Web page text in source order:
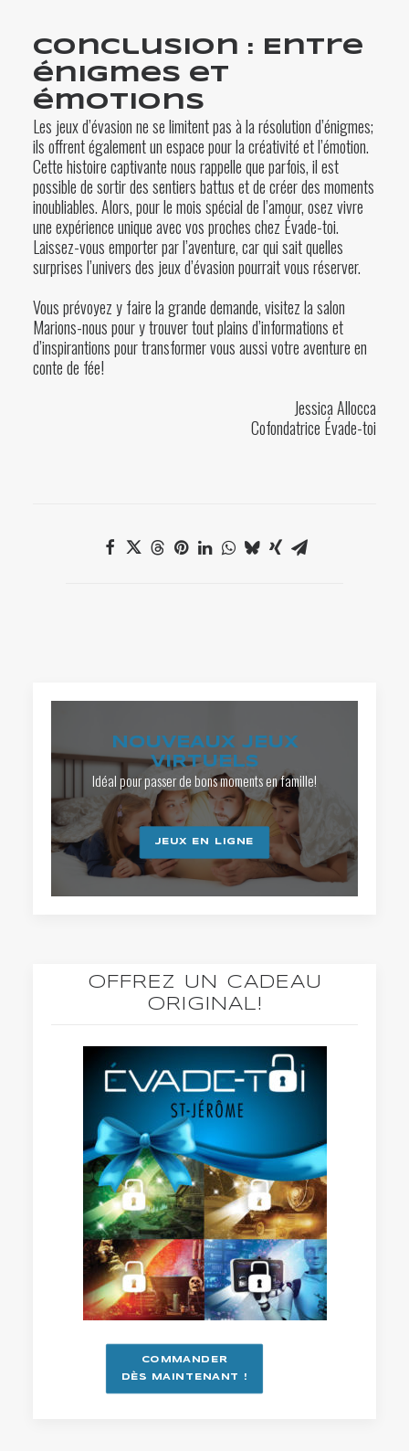
Conclusion : Entre
énigmes et
émotions
Les jeux d’évasion ne se limitent pas à la résolution d’énigmes;
ils offrent également un espace pour la créativité et l’émotion.
Cette histoire captivante nous rappelle que parfois, il est
possible de sortir des sentiers battus et de créer des moments
inoubliables. Alors, pour le mois spécial de l’amour, osez vivre
une expérience unique avec vos proches chez Évade-toi.
Laissez-vous emporter par l’aventure, car qui sait quelles
surprises l’univers des jeux d’évasion pourrait vous réserver.
Vous prévoyez y faire la grande demande, visitez la salon
Marions-nouspour y trouver tout plains d’informations et
d’inspirantions pour transformer vous aussi votre aventure en
conte de fée!
Jessica Allocca
Cofondatrice Évade-toi
NOUVEAUX JEUX
VIRTUELS
Idéal pour passer de bons moments en famille!
JEUX EN LIGNE
OFFREZ UN CADEAU
ORIGINAL!
COMMANDER
DÈS MAINTENANT !